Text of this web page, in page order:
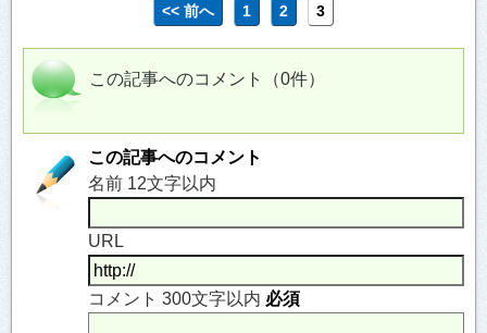
<< 前へ 1 2 3
この記事へのコメント（0件）
この記事へのコメント
名前 12文字以内
URL
コメント 300文字以内 必須